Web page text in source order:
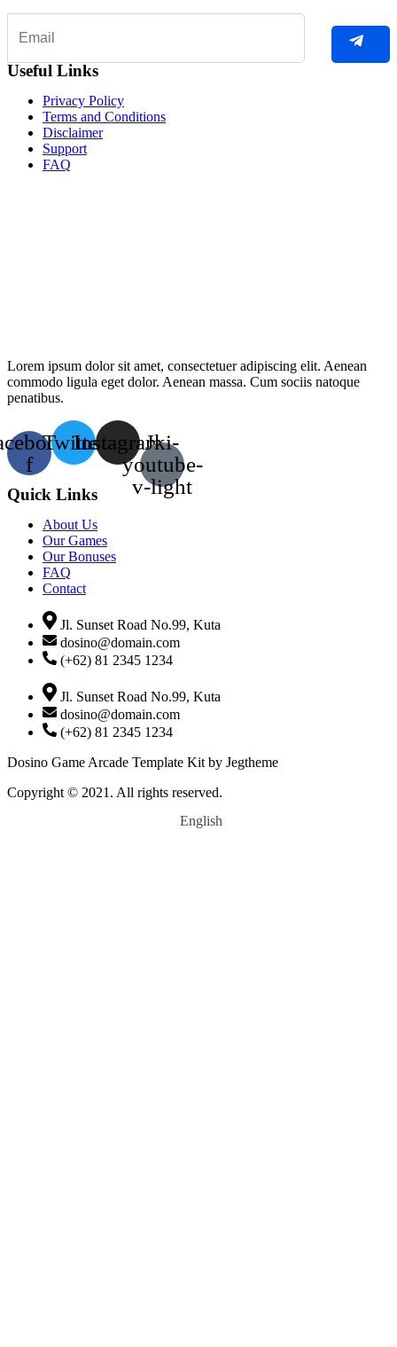
Useful Links
Privacy Policy
Terms and Conditions
Disclaimer
Support
FAQ
Lorem ipsum dolor sit amet, consectetuer adipiscing elit. Aenean
commodo ligula eget dolor. Aenean massa. Cum sociis natoque
penatibus.
f
TwitterInstagramJki-
youtube-
v-light
Quick Links
About Us
Our Games
Our Bonuses
FAQ
Contact
Jl. Sunset Road No.99, Kuta
dosino@domain.com
(+62) 81 2345 1234
Jl. Sunset Road No.99, Kuta
dosino@domain.com
(+62) 81 2345 1234
Dosino Game Arcade Template Kit by Jegtheme
Copyright © 2021. All rights reserved.
English